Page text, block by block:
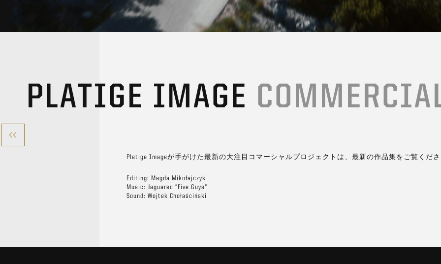
PLATIGE IMAGE
Platige Imageが手がけた最新の大注目コマーシャルプロジェクトは、最新の作品集をご覧くださ
Editing: Magda Mikołajczyk
Music: Jaguarec “Five Guys”
Sound: Wojtek Chołaściński